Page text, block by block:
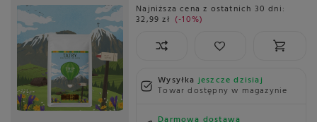
Najniższa cena z ostatnich 30 dni:
32,99 zł -10%
Wysyłkajeszcze dzisiaj
Towar dostępny w magazynie